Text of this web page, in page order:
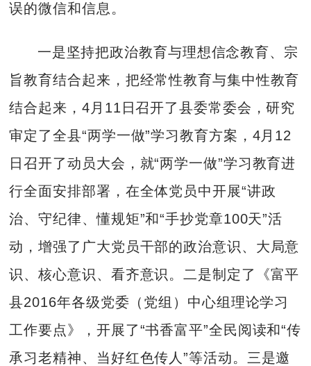
误的微信和信息。
一是坚持把政治教育与理想信念教育、宗
旨教育结合起来，把经常性教育与集中性教育
结合起来，4月11日召开了县委常委会，研究
审定了全县“两学一做”学习教育方案，4月12
日召开了动员大会，就“两学一做”学习教育进
行全面安排部署，在全体党员中开展“讲政
治、守纪律、懂规矩”和“手抄党章100天”活
动，增强了广大党员干部的政治意识、大局意
识、核心意识、看齐意识。二是制定了《富平
县2016年各级党委（党组）中心组理论学习
工作要点》，开展了“书香富平”全民阅读和“传
承习老精神、当好红色传人”等活动。三是邀